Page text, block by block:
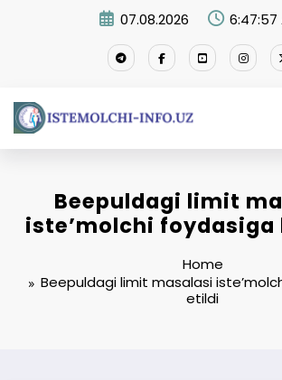
07.08.2026 6:47:58
Beepuldagi limit
iste’molchi
Home
Beepuldagi limit masalasi
etildi